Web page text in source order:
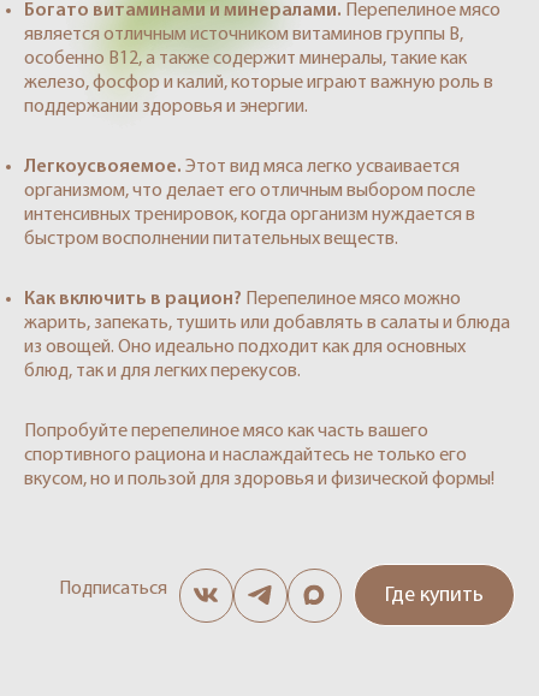
Богато витаминами и минералами.
Перепелиное мясо
является отличным источником витаминов группы B,
особенно B12, а также содержит минералы, такие как
железо, фосфор и калий, которые играют важную роль в
поддержании здоровья и энергии.
Легкоусвояемое. Этот вид мяса легко усваивается
организмом, что делает его отличным выбором после
интенсивных тренировок, когда организм нуждается в
быстром восполнении питательных веществ.
Как включить в рацион?
Перепелиное мясо можно
жарить, запекать, тушить или добавлять в салаты и блюда
из овощей. Оно идеально подходит как для основных
блюд, так и для легких перекусов.
Попробуйте перепелиное мясо как часть вашего
спортивного рациона и наслаждайтесь не только его
вкусом, но и пользой для здоровья и физической формы!
Подписаться Где купить